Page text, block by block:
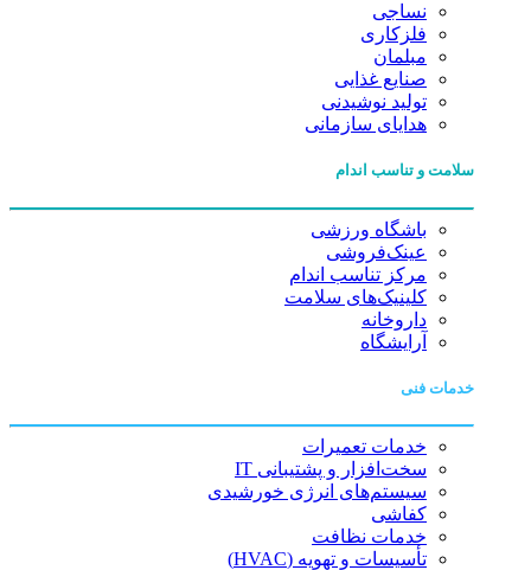
نساجی
فلزکاری
مبلمان
صنایع غذایی
تولید نوشیدنی
هدایای سازمانی
سلامت و تناسب اندام
باشگاه ورزشی
عینک‌فروشی
مرکز تناسب اندام
کلینیک‌های سلامت
داروخانه
آرایشگاه
خدمات فنی
خدمات تعمیرات
سخت‌افزار و پشتیبانی IT
سیستم‌های انرژی خورشیدی
کفاشی
خدمات نظافت
تأسیسات و تهویه (HVAC)